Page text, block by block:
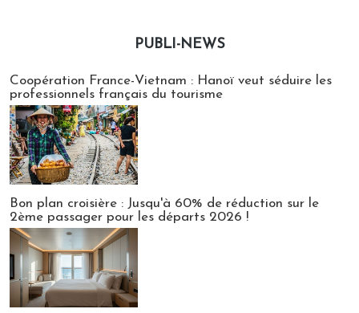
PUBLI-NEWS
Coopération France-Vietnam : Hanoï veut séduire les
professionnels français du tourisme
Bon plan croisière : Jusqu'à 60% de réduction sur le
2ème passager pour les départs 2026 !